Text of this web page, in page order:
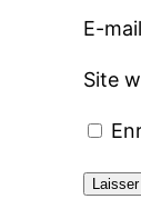
E-mail
Site